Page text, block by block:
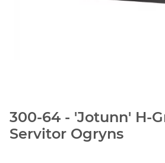
300-64 - 'Jotunn' H-
Servitor Ogryns